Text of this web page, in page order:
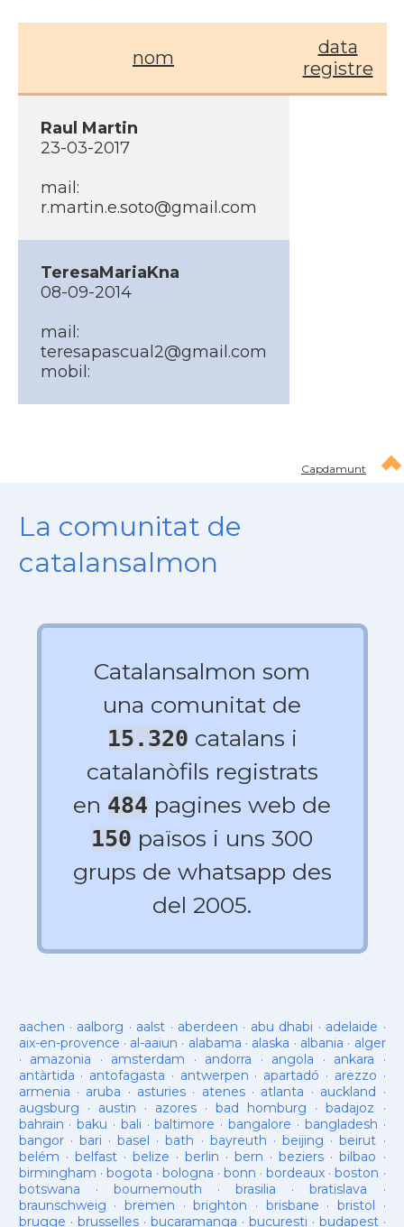
nom
data
registre
Raul Martin
23-03-2017
mail:
r.martin.e.soto@gmail.com
TeresaMariaKna
08-09-2014
mail:
teresapascual2@gmail.com
mobil:
Capdamunt
La comunitat de
catalansalmon
Catalansalmon som
una comunitat de
15.320 catalans i
catalanòfils registrats
en 484 pagines web de
150 països i uns 300
grups de whatsapp des
del 2005.
aachen · aalborg · aalst · aberdeen · abu dhabi · adelaide ·
aix-en-provence · al-aaiun · alabama · alaska · albania · alger
· amazonia · amsterdam · andorra · angola · ankara ·
antàrtida · antofagasta · antwerpen · apartadó · arezzo ·
armenia · aruba · asturies· atenes· atlanta · auckland ·
augsburg · austin · azores·bad homburg ·badajoz ·
bahrain ·baku · bali ·baltimore ·bangalore · bangladesh ·
bangor· bari ·basel ·bath · bayreuth ·beijing ·beirut ·
belém · belfast· belize · berlin ·bern ·beziers ·bilbao ·
birmingham · bogota · bologna ·bonn ·bordeaux ·boston ·
botswana · bournemouth ·brasilia ·bratislava ·
braunschweig · bremen ·brighton · brisbane · bristol ·
brugge · brusselles· bucaramanga · bucuresti · budapest·